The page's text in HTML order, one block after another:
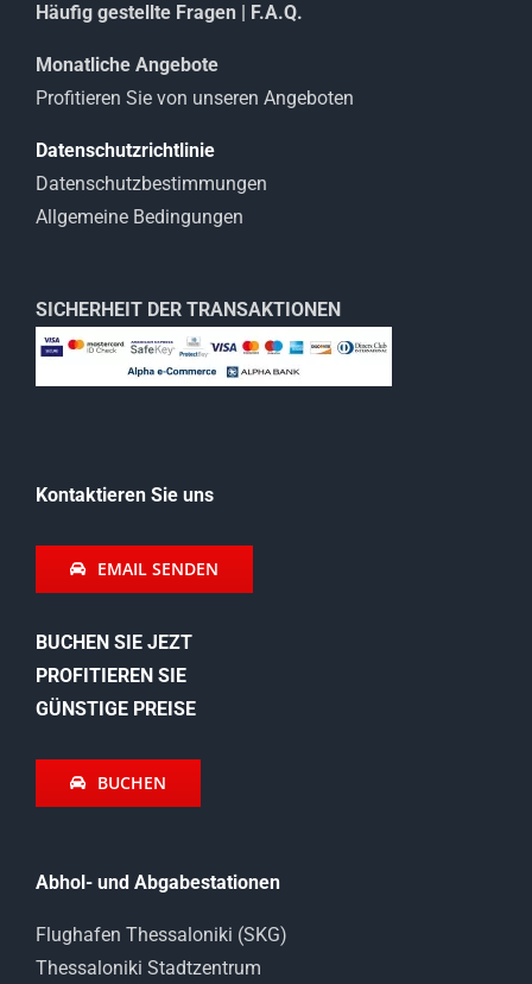
Häufig gestellte Fragen | F.A.Q.
Monatliche Angebote
Profitieren Sie von unseren Angeboten
Datenschutzrichtlinie
Datenschutzbestimmungen
Allgemeine Bedingungen
SICHERHEIT DER TRANSAKTIONEN
Kontaktieren Sie uns
EMAIL SENDEN
BUCHEN SIE JEZT
PROFITIEREN SIE
GÜNSTIGE PREISE
BUCHEN
Abhol- und Abgabestationen
Flughafen Thessaloniki (SKG)
Thessaloniki Stadtzentrum